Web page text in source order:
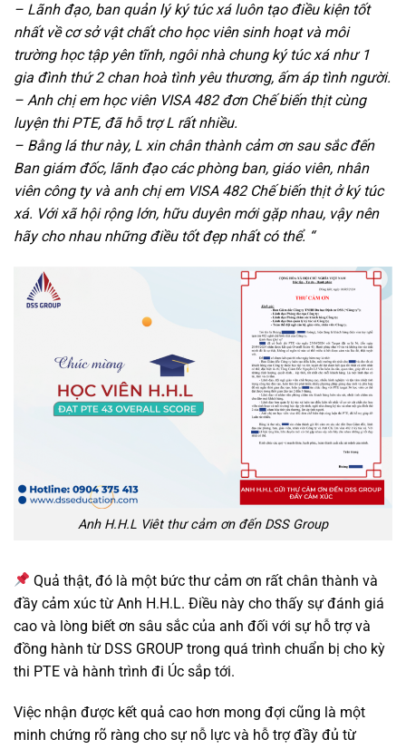
– Lãnh đạo, ban quản lý ký túc xá luôn tạo điều kiện tốt
nhất về cơ sở vật chất cho học viên sinh hoạt và môi
trường học tập yên tĩnh, ngôi nhà chung ký túc xá như 1
gia đình thứ 2 chan hoà tình yêu thương, ấm áp tình người.
– Anh chị em học viên VISA 482 đơn Chế biến thịt cùng
luyện thi PTE, đã hỗ trợ L rất nhiều.
– Bằng lá thư này, L xin chân thành cảm ơn sau sắc đến
Ban giám đốc, lãnh đạo các phòng ban, giáo viên, nhân
viên công ty và anh chị em VISA 482 Chế biến thịt ở ký túc
xá. Với xã hội rộng lớn, hữu duyên mới gặp nhau, vậy nên
hãy cho nhau những điều tốt đẹp nhất có thể. “
Anh H.H.L Viêt thư cảm ơn đến DSS Group
Quả thật, đó là một bức thư cảm ơn rất chân thành và
đầy cảm xúc từ Anh H.H.L. Điều này cho thấy sự đánh giá
cao và lòng biết ơn sâu sắc của anh đối với sự hỗ trợ và
đồng hành từ DSS GROUP trong quá trình chuẩn bị cho kỳ
thi PTE và hành trình đi Úc sắp tới.
Việc nhận được kết quả cao hơn mong đợi cũng là một
minh chứng rõ ràng cho sự nỗ lực và hỗ trợ đầy đủ từ